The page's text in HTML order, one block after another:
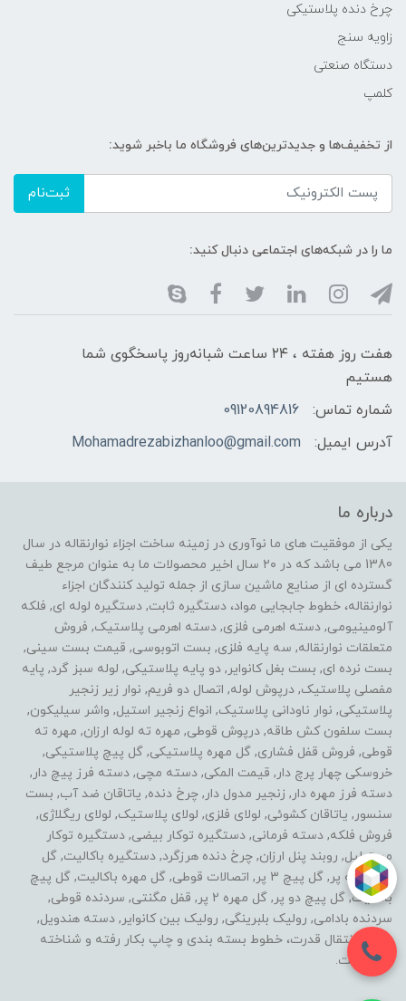
چرخ دنده پلاستیکی
زاویه سنج
دستگاه صنعتی
کلمپ
از تخفیف‌ها و جدیدترین‌های فروشگاه ما باخبر شوید:
ثبت‌نام
ما را در شبکه‌های اجتماعی دنبال کنید:
هفت روز هفته ، ۲۴ ساعت شبانه‌روز پاسخگوی شما
هستیم
شماره تماس:
09120894816
آدرس ایمیل:
Mohamadrezabizhanloo@gmail.com
درباره ما
یکی از موفقیت های ما نوآوری در زمینه ساخت اجزاء نوارنقاله در سال
1380 می باشد که در ۲۰ سال اخیر محصولات ما به عنوان مرجع طیف
گسترده ای از صنایع ماشین سازی از جمله تولید کنندگان اجزاء
نوارنقاله، خطوط جابجایی مواد، دستگیره ثابت, دستگیره لوله ای, فلکه
آلومینیومی, دسته اهرمی فلزی, دسته اهرمی پلاستیک, فروش
متعلقات نوارنقاله, سه پایه فلزی, بست اتوبوسی, قیمت بست سینی,
بست نرده ای, بست بغل کانوایر, دو پایه پلاستیکی, لوله سبز گرد, پایه
مفصلی پلاستیک, درپوش لوله, اتصال دو فریم, نوار زیر زنجیر
پلاستیکی, نوار ناودانی پلاستیک, انواع زنجیر استیل, واشر سیلیکون,
بست سلفون کش طاقه, درپوش قوطی, مهره ته لوله ارزان, مهره ته
قوطی, فروش قفل فشاری, گل مهره پلاستیکی, گل پیچ پلاستیکی,
خروسکی چهار پرچ دار, قیمت المکی, دسته مچی, دسته فرز پیچ دار,
دسته فرز مهره دار, زنجیر مدول دار, چرخ دنده, یاتاقان ضد آب, بست
سنسور, یاتاقان کشوئی, لولای فلزی, لولای پلاستیک, لولای ریگلاژی,
فروش فلکه, دسته فرمانی, دستگیره توکار بیضی, دستگیره توکار
مستطیل, روبند پنل ارزان, چرخ دنده هرزگرد, دستگیره باکالیت, گل
مهره سه پر, گل پیچ 3 پر, اتصالات قوطی, گل مهره باکالیت, گل پیچ
باکالیت, گل پیچ دو پر, گل مهره 2 پر, قفل مگنتی, سردنده قوطی,
سردنده بادامی, رولیک بلبرینگی, رولیک بین کانوایر, دسته هندویل,
خطوط انتقال قدرت، خطوط بسته بندی و چاپ بکار رفته و شناخته
شده است.